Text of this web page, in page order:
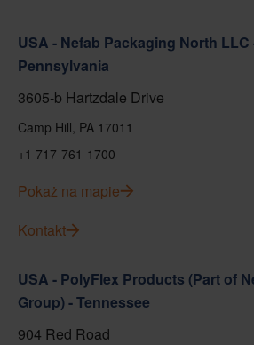
USA - Nefab Packaging North LLC
Pennsylvania
3605-b Hartzdale Drive
Camp Hill, PA 17011
+1 717-761-1700
Pokaż na mapie
Kontakt
USA - PolyFlex Products (Part of
Group) - Tennessee
904 Red Road